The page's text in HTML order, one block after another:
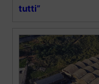
tutti”